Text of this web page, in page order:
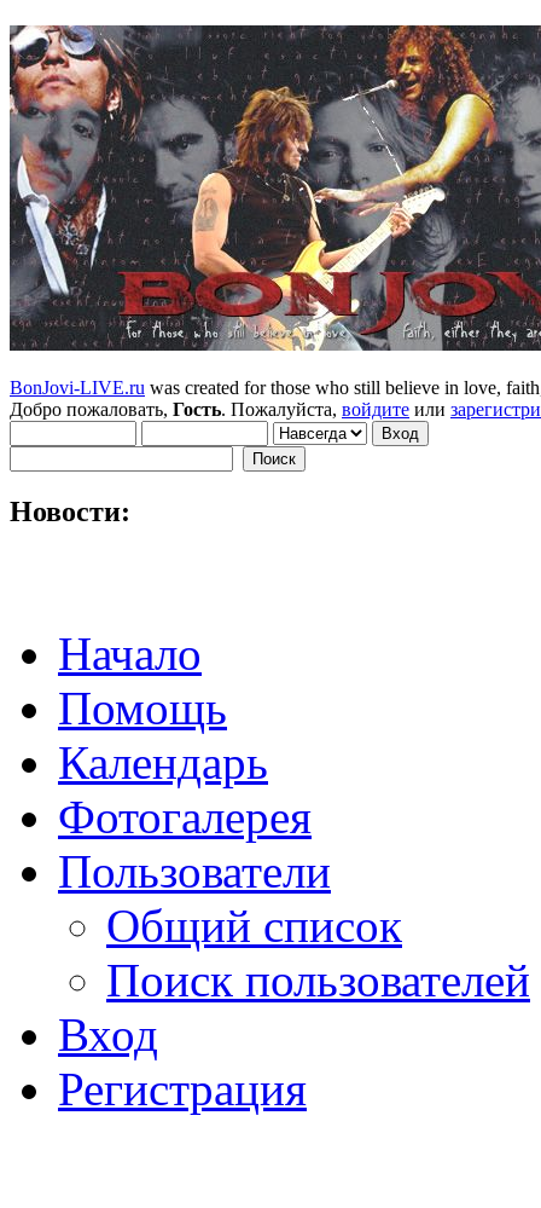
BonJovi-LIVE.ru was created for those who still believe in love,
Добро пожаловать, Гость. Пожалуйста, войдите или
Новости:
Начало
Помощь
Календарь
Фотогалерея
Пользователи
Общий список
Поиск пользователей
Вход
Регистрация